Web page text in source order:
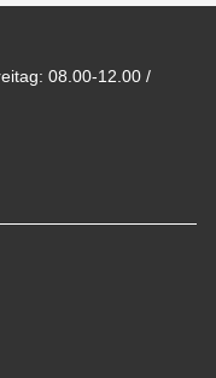
08.00-12.00 /